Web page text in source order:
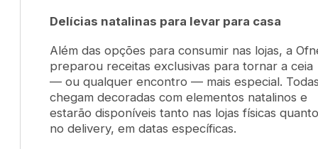
Delícias natalinas para levar para casa
Além das opções para consumir nas lojas, a
preparou receitas exclusivas para tornar a ceia
— ou qualquer encontro — mais especial.
chegam decoradas com elementos natalinos e
estarão disponíveis tanto nas lojas físicas
no delivery, em datas específicas.